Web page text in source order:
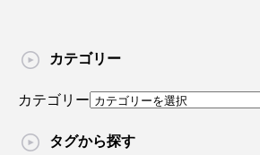
カテゴリー
カテゴリー
タグから探す